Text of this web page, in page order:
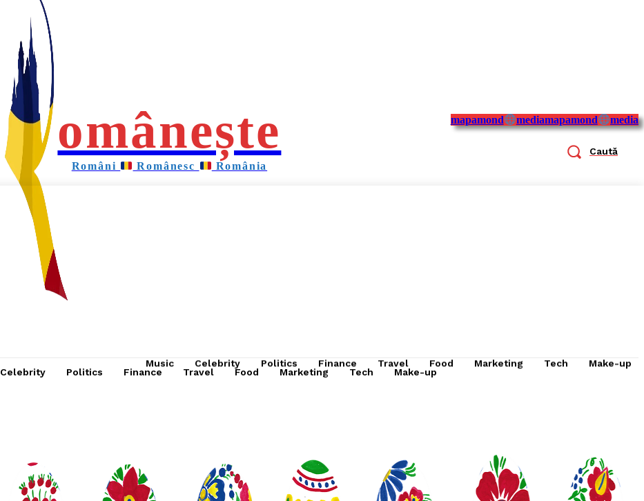
omânește
Români Românesc România
mapamond mediamapamond media
Caută
Celebrity Politics Finance Travel Food Marketing Tech Make-up
Music Celebrity Politics Finance Travel Food Marketing Tech Make-up